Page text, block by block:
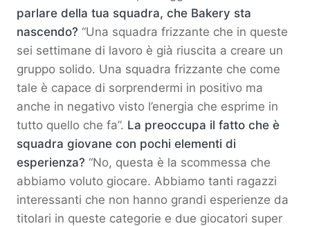
parlare della tua squadra, che Bakery sta
nascendo? “Una squadra frizzante che in queste
sei settimane di lavoro è già riuscita a creare un
gruppo solido. Una squadra frizzante che come
tale è capace di sorprendermi in positivo ma
anche in negativo visto l’energia che esprime in
tutto quello che fa”. La preoccupa il fatto che è
squadra giovane con pochi elementi di
esperienza? “No, questa è la scommessa che
abbiamo voluto giocare. Abbiamo tanti ragazzi
interessanti che non hanno grandi esperienze da
titolari in queste categorie e due giocatori super